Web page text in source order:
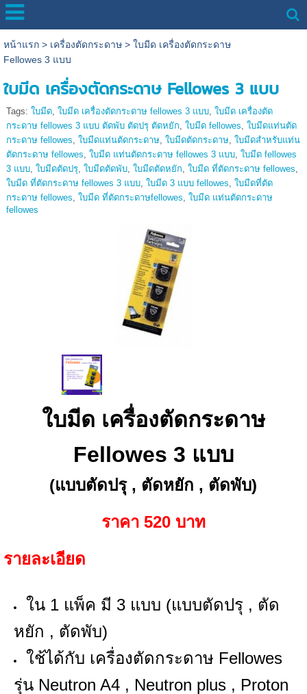
หน้าแรก> เครื่องตัดกระดาษ> ใบมีด เครื่องตัดกระดาษ
Fellowes 3 แบบ
ใบมีด เครื่องตัดกระดาษ Fellowes 3 แบบ
Tags: ใบมีด, ใบมีด เครื่องตัดกระดาษ fellowes 3 แบบ, ใบมีด เครื่องตัด
กระดาษ fellowes 3 แบบ ตัดพับ ตัดปรุ ตัดหยัก, ใบมีด fellowes, ใบมีดแท่นตัด
กระดาษ fellowes, ใบมีดแท่นตัดกระดาษ, ใบมีดตัดกระดาษ, ใบมีดสำหรับแท่น
ตัดกระดาษ fellowes, ใบมีด แท่นตัดกระดาษ fellowes 3 แบบ, ใบมีด fellowes
3 แบบ, ใบมีดตัดปรุ, ใบมีดตัดพับ, ใบมีดตัดหยัก, ใบมีด ที่ตัดกระดาษ fellowes,
ใบมีด ที่ตัดกระดาษ fellowes 3 แบบ, ใบมีด 3 แบบ fellowes, ใบมีดที่ตัด
กระดาษ fellowes, ใบมีด ที่ตัดกระดาษfellowes, ใบมีด แท่นตัดกระดาษ
fellowes
ใบมีด เครื่องตัดกระดาษ
Fellowes 3 แบบ
(แบบตัดปรุ , ตัดหยัก , ตัดพับ)
ราคา 520 บาท
รายละเอียด
ใน 1 แพ็ค มี 3 แบบ (แบบตัดปรุ , ตัด
หยัก , ตัดพับ)
ใช้ได้กับ เครื่องตัดกระดาษ Fellowes
รุ่น Neutron A4 , Neutron plus , Proton